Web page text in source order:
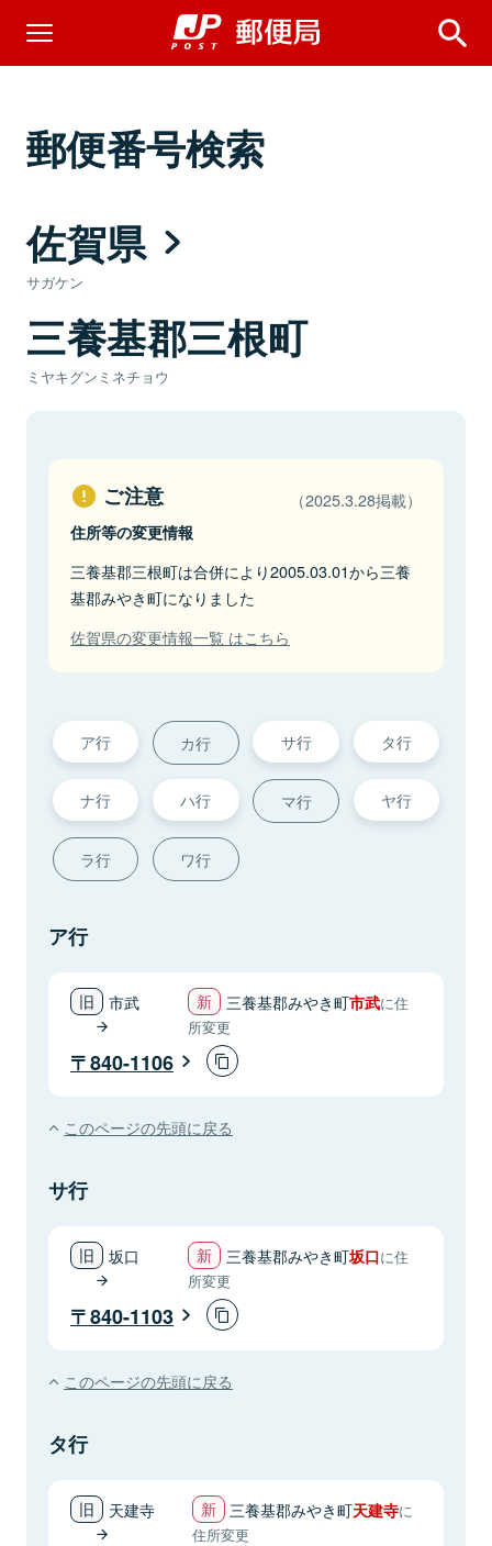
郵便番号検索
佐賀県
サガケン
三養基郡三根町
ミヤキグンミネチョウ
ご注意 （2025.3.28掲載）
住所等の変更情報
三養基郡三根町は合併により2005.03.01から三養
基郡みやき町になりました
佐賀県の変更情報一覧 はこちら
ア行 カ行 サ行 タ行
ナ行 ハ行 マ行 ヤ行
ラ行 ワ行
ア行
市武 三養基郡みやき町市武に住
所変更
840-1106
このページの先頭に戻る
サ行
坂口 三養基郡みやき町坂口に住
所変更
840-1103
このページの先頭に戻る
タ行
天建寺 三養基郡みやき町天建寺に
住所変更